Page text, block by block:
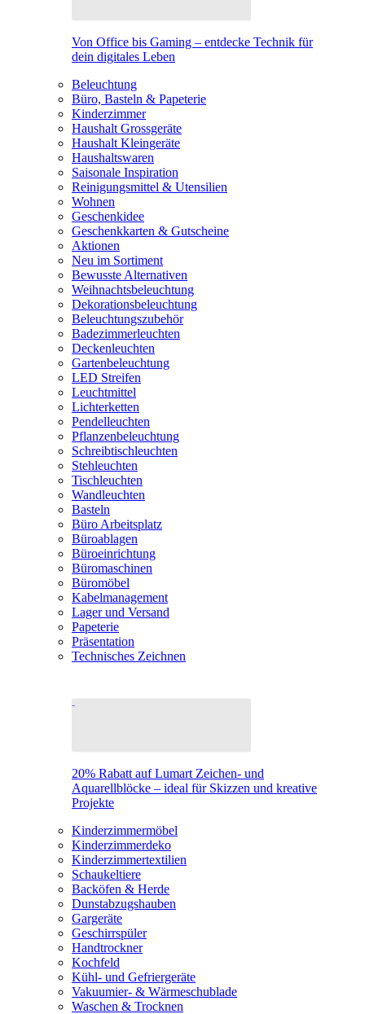
Von Office bis Gaming – entdecke Technik für
dein digitales Leben
Beleuchtung
Büro, Basteln & Papeterie
Kinderzimmer
Haushalt Grossgeräte
Haushalt Kleingeräte
Haushaltswaren
Saisonale Inspiration
Reinigungsmittel & Utensilien
Wohnen
Geschenkidee
Geschenkkarten & Gutscheine
Aktionen
Neu im Sortiment
Bewusste Alternativen
Weihnachtsbeleuchtung
Dekorationsbeleuchtung
Beleuchtungszubehör
Badezimmerleuchten
Deckenleuchten
Gartenbeleuchtung
LED Streifen
Leuchtmittel
Lichterketten
Pendelleuchten
Pflanzenbeleuchtung
Schreibtischleuchten
Stehleuchten
Tischleuchten
Wandleuchten
Basteln
Büro Arbeitsplatz
Büroablagen
Büroeinrichtung
Büromaschinen
Büromöbel
Kabelmanagement
Lager und Versand
Papeterie
Präsentation
Technisches Zeichnen
20% Rabatt auf Lumart Zeichen- und
Aquarellblöcke – ideal für Skizzen und kreative
Projekte
Kinderzimmermöbel
Kinderzimmerdeko
Kinderzimmertextilien
Schaukeltiere
Backöfen & Herde
Dunstabzugshauben
Gargeräte
Geschirrspüler
Handtrockner
Kochfeld
Kühl- und Gefriergeräte
Vakuumier- & Wärmeschublade
Waschen & Trocknen